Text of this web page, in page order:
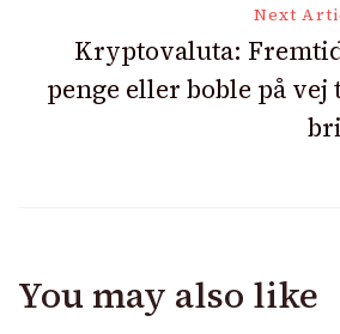
Next
Kryptovaluta:
penge eller boble på vej
You may also like